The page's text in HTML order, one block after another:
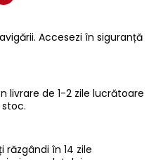
Accesezi în siguranță
livrare de 1-2 zile lucrătoare
răzgândi în 14 zile